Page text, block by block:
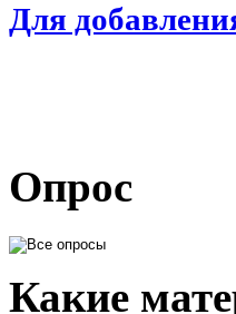
Для
Опрос
Какие